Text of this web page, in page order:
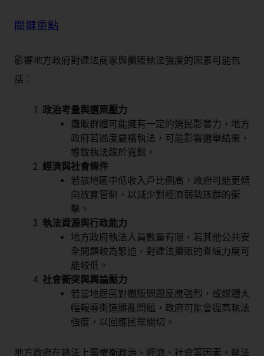
關鍵重點
影響地方政府對違法商家與攤販執法強度的因素可能包
括：
政治考量與選票壓力
攤販群體可能擁有一定的選民影響力，地方
政府若過度嚴格執法，可能影響選舉結果，
導致執法趨於寬鬆。
經濟與社會條件
若該地區中低收入戶比例高，政府可能更傾
向放寬管制，以減少對經濟弱勢族群的衝
擊。
執法資源與行政能力
地方政府執法人員數量有限，若其他公共安
全問題較為緊迫，對違法攤販的查緝力度可
能較低。
社會衝突與輿論壓力
若當地居民對攤販問題反應強烈，或媒體大
幅報導街道髒亂問題，政府可能會提高執法
強度，以回應民眾關切。
地方政府在執法上需權衡政治、經濟、社會等因素，執法